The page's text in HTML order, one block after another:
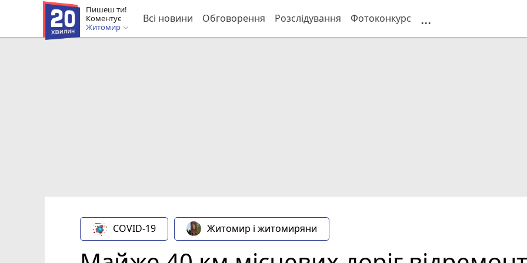
Пишеш ти!
Коментує
Житомир
Всі новини Обговорення Розслідування Фотоконкурс ...
COVID-19 Житомир і житомиряни